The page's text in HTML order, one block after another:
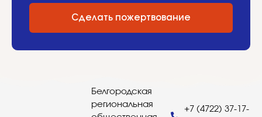
Сделать пожертвование
Белгородская
региональная
+7 (4722) 37-17-